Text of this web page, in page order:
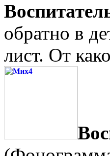
обратно в
лист. От